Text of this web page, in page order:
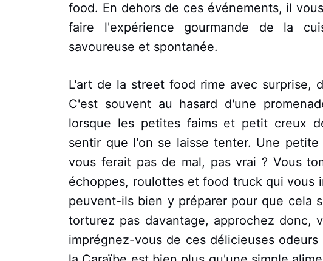
food. En dehors de ces événements, il
faire l'expérience gourmande de la
savoureuse et spontanée.
L'art de la street food rime avec surprise,
C'est souvent au hasard d'une
lorsque les petites faims et petit creux
sentir que l'on se laisse tenter. Une
vous ferait pas de mal, pas vrai ? Vous
échoppes, roulottes et food truck qui vous
peuvent-ils bien y préparer pour que cela
torturez pas davantage, approchez donc,
imprégnez-vous de ces délicieuses